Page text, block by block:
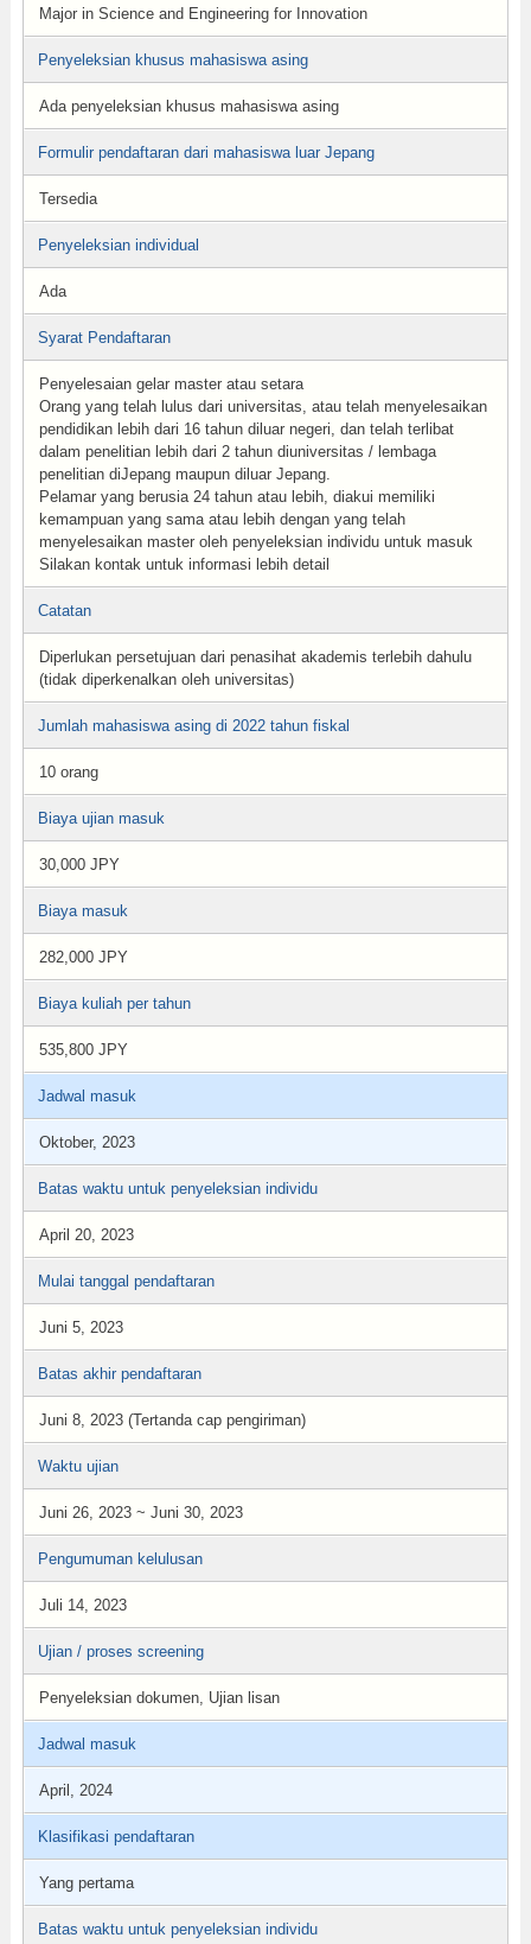
Major in Science and Engineering for Innovation
Penyeleksian khusus mahasiswa asing
Ada penyeleksian khusus mahasiswa asing
Formulir pendaftaran dari mahasiswa luar Jepang
Tersedia
Penyeleksian individual
Ada
Syarat Pendaftaran
Penyelesaian gelar master atau setara
Orang yang telah lulus dari universitas, atau telah menyelesaikan
pendidikan lebih dari 16 tahun diluar negeri, dan telah terlibat
dalam penelitian lebih dari 2 tahun diuniversitas / lembaga
penelitian diJepang maupun diluar Jepang.
Pelamar yang berusia 24 tahun atau lebih, diakui memiliki
kemampuan yang sama atau lebih dengan yang telah
menyelesaikan master oleh penyeleksian individu untuk masuk
Silakan kontak untuk informasi lebih detail
Catatan
Diperlukan persetujuan dari penasihat akademis terlebih dahulu
(tidak diperkenalkan oleh universitas)
Jumlah mahasiswa asing di 2022 tahun fiskal
10 orang
Biaya ujian masuk
30,000 JPY
Biaya masuk
282,000 JPY
Biaya kuliah per tahun
535,800 JPY
Jadwal masuk
Oktober, 2023
Batas waktu untuk penyeleksian individu
April 20, 2023
Mulai tanggal pendaftaran
Juni 5, 2023
Batas akhir pendaftaran
Juni 8, 2023 (Tertanda cap pengiriman)
Waktu ujian
Juni 26, 2023 ~ Juni 30, 2023
Pengumuman kelulusan
Juli 14, 2023
Ujian / proses screening
Penyeleksian dokumen, Ujian lisan
Jadwal masuk
April, 2024
Klasifikasi pendaftaran
Yang pertama
Batas waktu untuk penyeleksian individu